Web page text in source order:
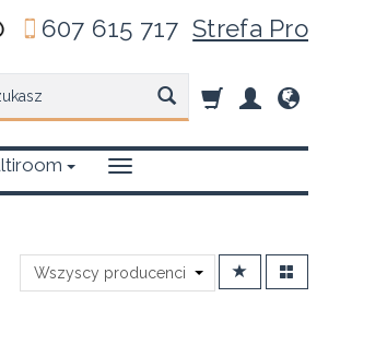
607 615 717Strefa Pro